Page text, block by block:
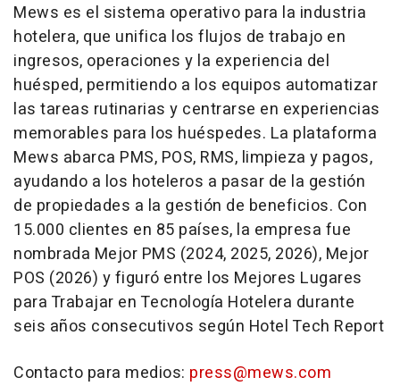
Mews es el sistema operativo para la industria
hotelera, que unifica los flujos de trabajo en
ingresos, operaciones y la experiencia del
huésped, permitiendo a los equipos automatizar
las tareas rutinarias y centrarse en experiencias
memorables para los huéspedes. La plataforma
Mews abarca PMS, POS, RMS, limpieza y pagos,
ayudando a los hoteleros a pasar de la gestión
de propiedades a la gestión de beneficios. Con
15.000 clientes en 85 países, la empresa fue
nombrada Mejor PMS (2024, 2025, 2026), Mejor
POS (2026) y figuró entre los Mejores Lugares
para Trabajar en Tecnología Hotelera durante
seis años consecutivos según Hotel Tech Report
Contacto para medios: press@mews.com